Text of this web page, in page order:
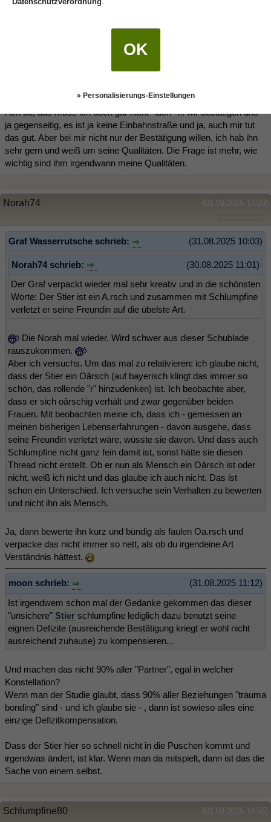
Ach du, das muss ich doch gar nicht *lach* ... wir bestätigen uns
ja gegenseitig, es ist ja keine Einbahnstraße und ja, auch mir tut
das gut. Aber bei mir nicht nur der Bestätigung willen, ich hab ihn
sehr gern und weiß um seine Qualitäten. Die Frage ist mehr, wie
wichtig sind ihm irgendwann meine Qualitäten.
(01.09.2025 13:00)
Norah74
(31.08.2025 10:03)
Graf Wasserrutsche schrieb:
(30.08.2025 11:01)
Norah74 schrieb:
Der Graf verpackt wieder mal sehr kreativ und in die schönsten
Worte: Der Stier ist ein A.rsch und zusammen mit Schlumpfine
verletzt er seine Freundin auf die übelste Art.
Die Norah mal wieder. Wird schwer aus dieser Schublade
rauszukommen.
Aber ich versuchs. Um das mal zu relativieren: ich glaube nicht,
dass der Stier ein Oârsch (auf bayerisch klingt das immer so
schön, das rollende "r" hinzudenken) ist. Ich beobachte aber,
dass er sich oârschig verhält und zwar gegenüber beiden
Frauen. Mit beobachten meine ich, dass ich - gemessen an
meinen bisherigen Lebenserfahrungen - davon ausgehe, dass
seine Freundin verletzt wäre, wüsste sie davon. Und dass auch
Schlumpfine nicht ganz fein damit ist, sonst hätte sie diesen
Thread nicht erstellt. Ob er nun als Mensch ein Oârsch ist oder
nicht, weiß ich nicht und das glaube ich auch nicht. Das ist
schon ein Unterschied. Ich versuche sein Verhalten zu bewerten
und nicht ihn als Mensch.
Ja, dann bewerte ihn kurz und bündig als faulen Oa.rsch und
verpacke das nicht immer so nett, als ob du irgendeine Art
Verständnis hättest.
(31.08.2025 11:12)
moon schrieb:
Ist irgendwem schon mal der Gedanke gekommen das dieser
"unsichere" Stier schlumpfine lediglich dazu benutzt seine
eignen Defizite (ausreichende Bestätigung kriegt er wohl nicht
ausreichend zuhause) zu kompensieren...
Und machen das nicht 90% aller "Partner", egal in welcher
Konstellation?
Wenn man der Studie glaubt, dass 90% aller Beziehungen "trauma
bonding" sind - und ich glaube sie - , dann ist sowieso alles eine
einzige Defizitkompensation.
Dass der Stier hier so schnell nicht in die Puschen kommt und
irgendwas ändert, ist klar. Wenn man da mitspielt, dann ist das die
Sache von einem selbst.
(01.09.2025 14:55)
Schlumpfine80
OK
» Personalisierungs-Einstellungen